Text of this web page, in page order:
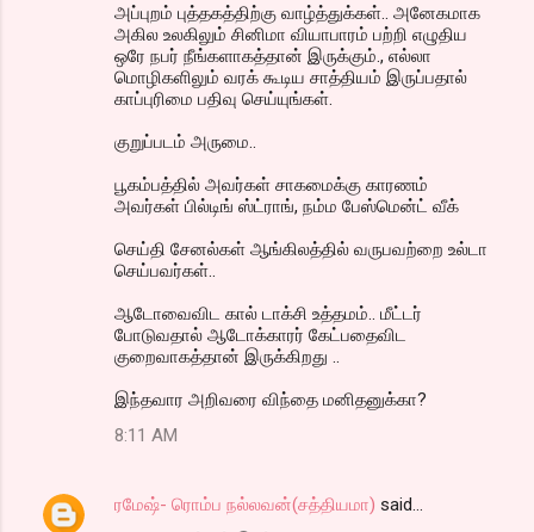
அப்புறம் புத்தகத்திற்கு வாழ்த்துக்கள்.. அனேகமாக
அகில உலகிலும் சினிமா வியாபாரம் பற்றி எழுதிய
ஒரே நபர் நீங்களாகத்தான் இருக்கும்., எல்லா
மொழிகளிலும் வரக் கூடிய சாத்தியம் இருப்பதால்
காப்புரிமை பதிவு செய்யுங்கள்.
குறுப்படம் அருமை..
பூகம்பத்தில் அவர்கள் சாகமைக்கு காரணம்
அவர்கள் பில்டிங் ஸ்ட்ராங், நம்ம பேஸ்மென்ட் வீக்
செய்தி சேனல்கள் ஆங்கிலத்தில் வருபவற்றை உல்டா
செய்பவர்கள்..
ஆடோவைவிட கால் டாக்சி உத்தமம்.. மீட்டர்
போடுவதால் ஆடோக்காரர் கேட்பதைவிட
குறைவாகத்தான் இருக்கிறது ..
இந்தவார அறிவரை விந்தை மனிதனுக்கா?
8:11 AM
ரமேஷ்- ரொம்ப நல்லவன்(சத்தியமா) said…